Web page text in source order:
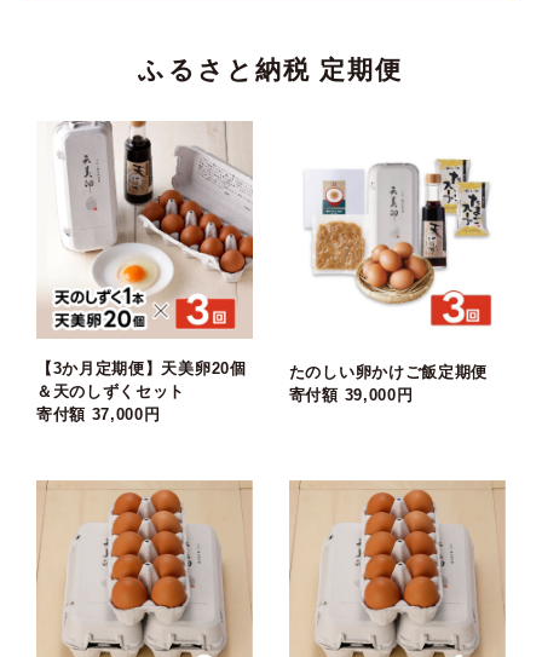
ふるさと納税 定期便
【3か月定期便】天美卵20個
＆天のしずくセット
寄付額 37,000円
たのしい卵かけご飯定期便
寄付額 39,000円